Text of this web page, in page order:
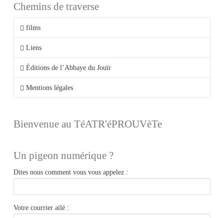
Chemins de traverse
films
Liens
Éditions de l’Abbaye du Jouïr
Mentions légales
Bienvenue au TéATR'éPROUVèTe
Un pigeon numérique ?
Dites nous comment vous vous appelez :
Votre courrier ailé :